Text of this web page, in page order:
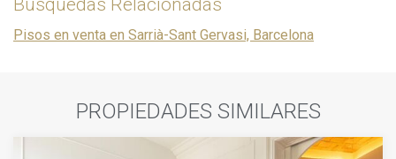
Pisos en venta en Sarrià-Sant Gervasi, Barcelona
PROPIEDADES SIMILARES